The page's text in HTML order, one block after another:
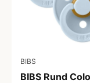
BIBS
BIBS Rund